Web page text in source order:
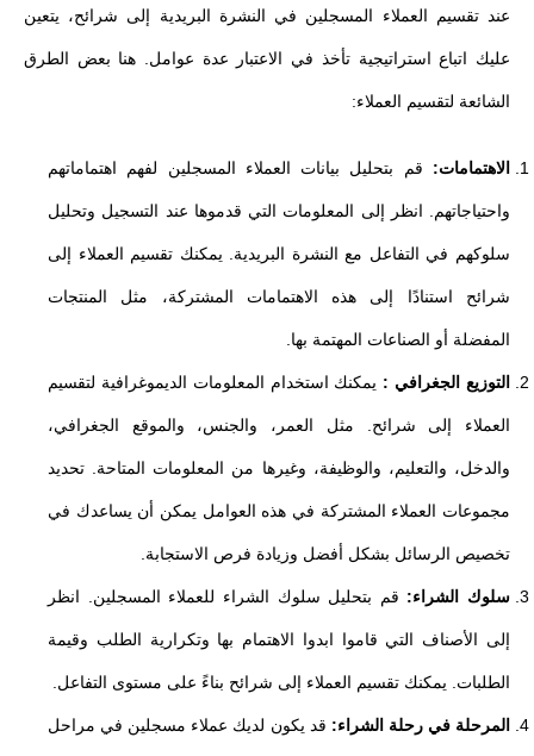
عند تقسيم العملاء المسجلين في النشرة البريدية إلى شرائح، يتعين
عليك اتباع استراتيجية تأخذ في الاعتبار عدة عوامل. هنا بعض الطرق
الشائعة لتقسيم العملاء:
الاهتمامات: قم بتحليل بيانات العملاء المسجلين لفهم اهتماماتهم
واحتياجاتهم. انظر إلى المعلومات التي قدموها عند التسجيل وتحليل
سلوكهم في التفاعل مع النشرة البريدية. يمكنك تقسيم العملاء إلى
شرائح استنادًا إلى هذه الاهتمامات المشتركة، مثل المنتجات
المفضلة أو الصناعات المهتمة بها.
التوزيع الجغرافي : يمكنك استخدام المعلومات الديموغرافية لتقسيم
العملاء إلى شرائح. مثل العمر، والجنس، والموقع الجغرافي،
والدخل، والتعليم، والوظيفة، وغيرها من المعلومات المتاحة. تحديد
مجموعات العملاء المشتركة في هذه العوامل يمكن أن يساعدك في
تخصيص الرسائل بشكل أفضل وزيادة فرص الاستجابة.
سلوك الشراء: قم بتحليل سلوك الشراء للعملاء المسجلين. انظر
إلى الأصناف التي قاموا ابدوا الاهتمام بها وتكرارية الطلب وقيمة
الطلبات. يمكنك تقسيم العملاء إلى شرائح بناءً على مستوى التفاعل.
المرحلة في رحلة الشراء: قد يكون لديك عملاء مسجلين في مراحل